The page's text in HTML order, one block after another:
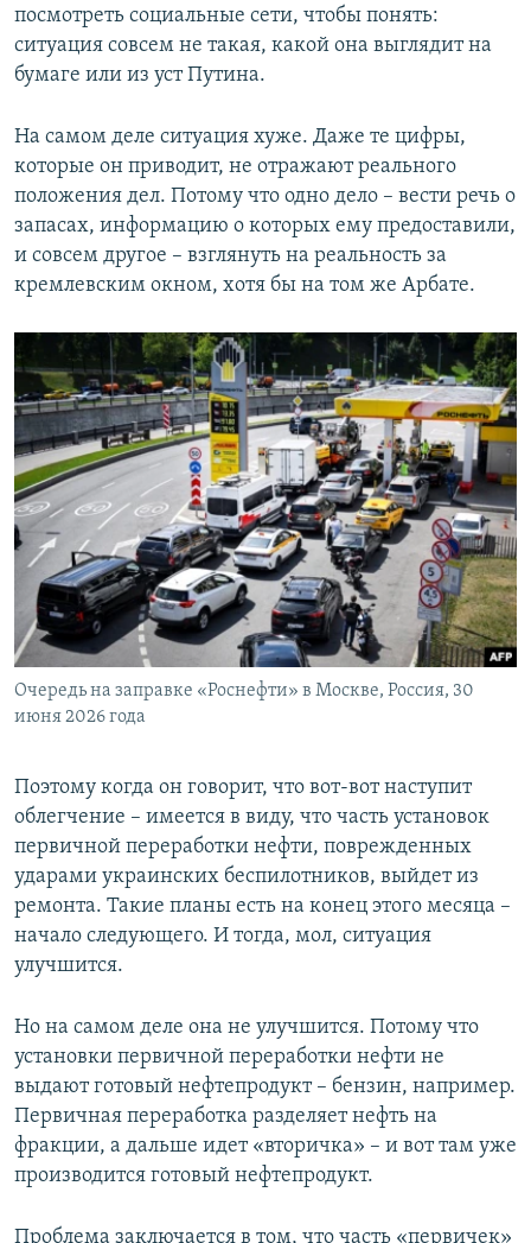
посмотреть социальные сети, чтобы понять:
ситуация совсем не такая, какой она выглядит на
бумаге или из уст Путина.
На самом деле ситуация хуже. Даже те цифры,
которые он приводит, не отражают реального
положения дел. Потому что одно дело – вести речь о
запасах, информацию о которых ему предоставили,
и совсем другое – взглянуть на реальность за
кремлевским окном, хотя бы на том же Арбате.
Очередь на заправке «Роснефти» в Москве, Россия, 30
июня 2026 года
Поэтому когда он говорит, что вот-вот наступит
облегчение – имеется в виду, что часть установок
первичной переработки нефти, поврежденных
ударами украинских беспилотников, выйдет из
ремонта. Такие планы есть на конец этого месяца –
начало следующего. И тогда, мол, ситуация
улучшится.
Но на самом деле она не улучшится. Потому что
установки первичной переработки нефти не
выдают готовый нефтепродукт – бензин, например.
Первичная переработка разделяет нефть на
фракции, а дальше идет «вторичка» – и вот там уже
производится готовый нефтепродукт.
Проблема заключается в том, что часть «первичек»